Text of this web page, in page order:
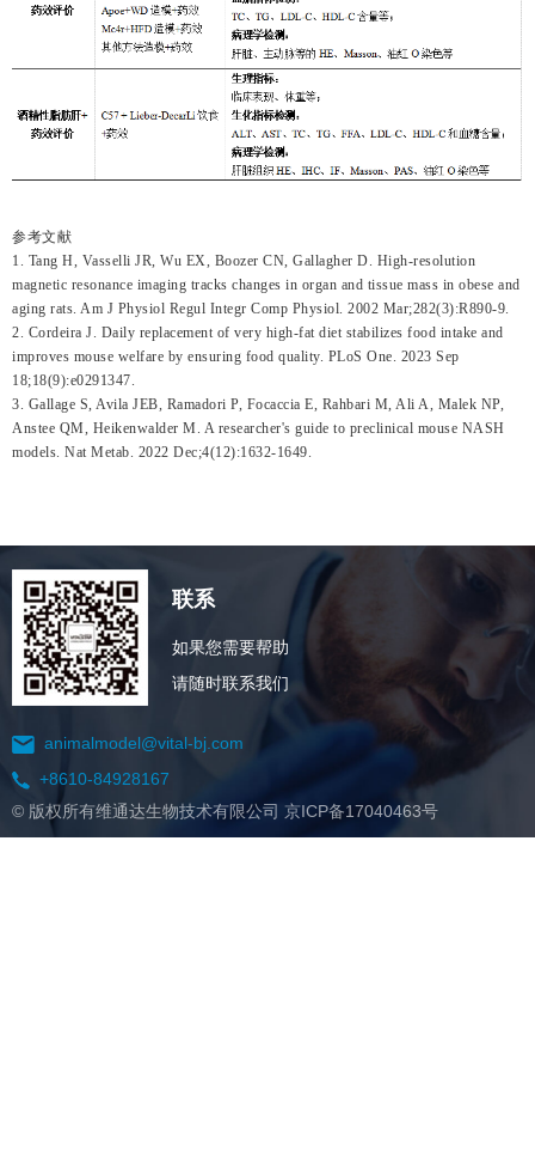
参考文献
1. Tang H, Vasselli JR, Wu EX, Boozer CN, Gallagher D. High-resolution
magnetic resonance imaging tracks changes in organ and tissue mass in obese and
aging rats. Am J Physiol Regul Integr Comp Physiol. 2002 Mar;282(3):R890-9.
2. Cordeira J. Daily replacement of very high-fat diet stabilizes food intake and
improves mouse welfare by ensuring food quality. PLoS One. 2023 Sep
18;18(9):e0291347.
3. Gallage S, Avila JEB, Ramadori P, Focaccia E, Rahbari M, Ali A, Malek NP,
Anstee QM, Heikenwalder M. A researcher's guide to preclinical mouse NASH
models. Nat Metab. 2022 Dec;4(12):1632-1649.
联系
如果您需要帮助
请随时联系我们
animalmodel@vital-bj.com
+8610-84928167
© 版权所有维通达生物技术有限公司 京ICP备17040463号